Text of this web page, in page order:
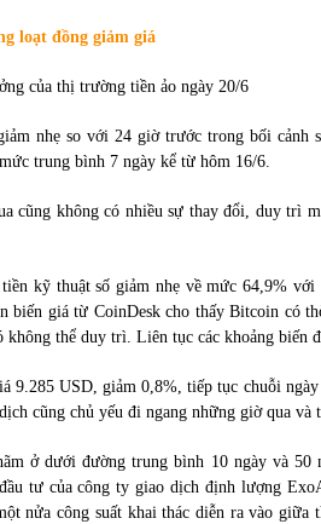
tử sau ngày thị
loạt đồng giảm giá
nhẹ so với 24 giờ trước trong bối cảnh
trung bình 7 ngày kể từ hôm 16/6.
cũng không có nhiều sự thay đổi, duy trì
kỹ thuật số giảm nhẹ về mức 64,9%
biến giá từ CoinDesk cho thấy Bitcoin có
không thể duy trì. Liên tục các khoảng biến
9.285 USD, giảm 0,8%, tiếp tục chuỗi
cũng chủ yếu đi ngang những giờ qua
ở dưới đường trung bình 10 ngày và 50
tư của công ty giao dịch định lượng
nửa công suất khai thác diễn ra vào giữa